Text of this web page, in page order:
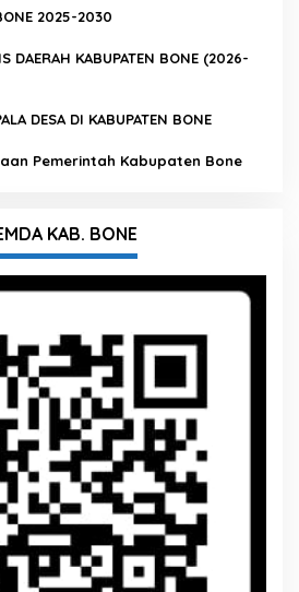
2025-2030
DAERAH KABUPATEN BONE (2026-
DESA DI KABUPATEN BONE
Pemerintah Kabupaten Bone
KAB. BONE